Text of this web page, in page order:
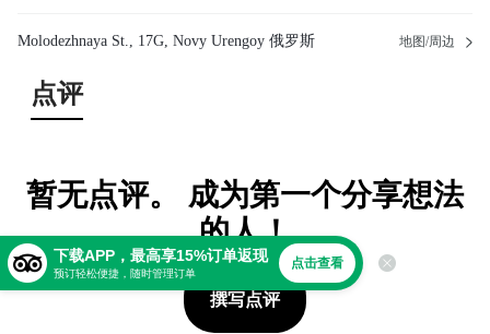
Molodezhnaya St., 17G, Novy Urengoy 俄罗斯 地图/周边
点评
暂无点评。 成为第一个分享想法
的人！
撰写点评
下载APP，最高享15%订单返现
预订轻松便捷，随时管理订单
点击查看